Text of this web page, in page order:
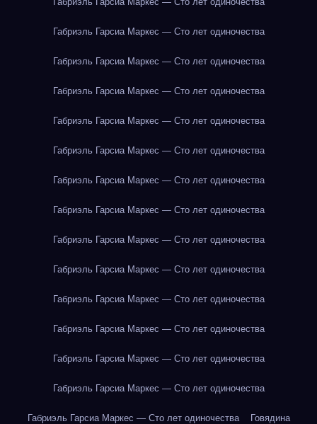
Габриэль Гарсиа Маркес — Сто лет одиночества
Габриэль Гарсиа Маркес — Сто лет одиночества
Габриэль Гарсиа Маркес — Сто лет одиночества
Габриэль Гарсиа Маркес — Сто лет одиночества
Габриэль Гарсиа Маркес — Сто лет одиночества
Габриэль Гарсиа Маркес — Сто лет одиночества
Габриэль Гарсиа Маркес — Сто лет одиночества
Габриэль Гарсиа Маркес — Сто лет одиночества
Габриэль Гарсиа Маркес — Сто лет одиночества
Габриэль Гарсиа Маркес — Сто лет одиночества
Габриэль Гарсиа Маркес — Сто лет одиночества
Габриэль Гарсиа Маркес — Сто лет одиночества
Габриэль Гарсиа Маркес — Сто лет одиночества
Габриэль Гарсиа Маркес — Сто лет одиночества Говядина